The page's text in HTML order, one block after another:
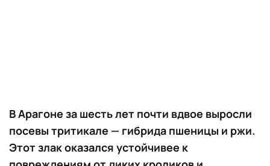
В Арагоне за шесть лет почти вдвое выросли
посевы тритикале — гибрида пшеницы и ржи.
Этот злак оказался устойчивее к